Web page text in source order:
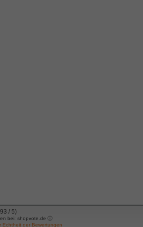
/ 5)
bei: shopvote.de ⓘ
Echtheit der Bewertungen